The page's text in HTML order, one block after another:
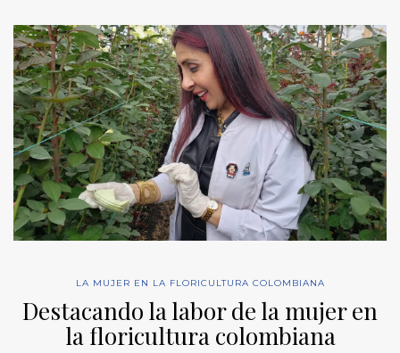
LA MUJER EN LA FLORICULTURA COLOMBIANA
Destacando la labor de la mujer en
la floricultura colombiana